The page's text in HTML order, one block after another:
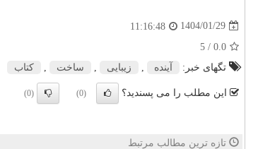
1404/01/29
11:16:48
0.0
/ 5
تگهای خبر:
آینده زیبایی ساخت كتاب
این مطلب را می پسندید؟ (0)
(0)
تازه ترین مطالب مرتبط